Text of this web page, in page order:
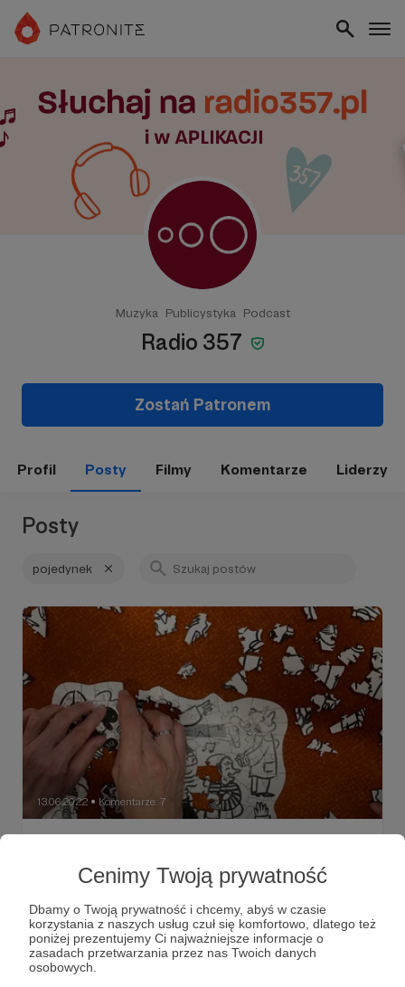
Cenimy Twoją prywatność
Dbamy o Twoją prywatność i chcemy, abyś w czasie
korzystania z naszych usług czuł się komfortowo, dlatego też
poniżej prezentujemy Ci najważniejsze informacje o
zasadach przetwarzania przez nas Twoich danych
osobowych.
Muzyka Publicystyka Podcast
Radio 357
Zostań Patronem
Profil Posty Filmy Komentarze Liderzy
Posty
pojedynek
13.06.2022 ● Komentarze: 7
Popołudniówka!
W poniedziałkowej audycji Kieruj się na południe stół w
Ranka zmierzyła się z ekipą Popołudniówki? Kto ułożył je
szybciej? Sprawdźcie kulisy oraz stronę
https://box.radio357.pl - tam wszystko o puzzlach. ;)
puzzle357 pojedynek Popołudniówka +2